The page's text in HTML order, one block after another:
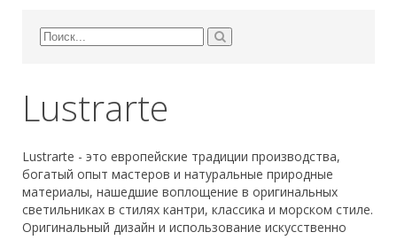
Lustrarte
Lustrarte - это европейские традиции производства,
богатый опыт мастеров и натуральные природные
материалы, нашедшие воплощение в оригинальных
светильниках в стилях кантри, классика и морском стиле.
Оригинальный дизайн и использование искусственно